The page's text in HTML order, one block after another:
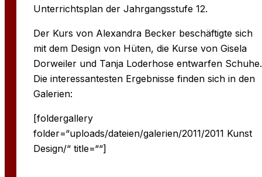
Unterrichtsplan der Jahrgangsstufe 12.
Der Kurs von Alexandra Becker beschäftigte sich
mit dem Design von Hüten, die Kurse von Gisela
Dorweiler und Tanja Loderhose entwarfen Schuhe.
Die interessantesten Ergebnisse finden sich in den
Galerien:
[foldergallery
folder=“uploads/dateien/galerien/2011/2011 Kunst
Design/“ title=““]